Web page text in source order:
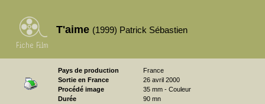
T'aime (1999) Patrick Sébastien
Pays de production
France
Sortie en France
26 avril 2000
Procédé image
35 mm - Couleur
Durée
90 mn